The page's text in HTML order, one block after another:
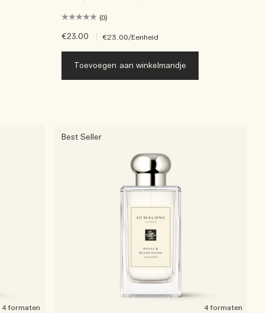
(0)
€23.00 €23.00/Eenheid
Toevoegen aan winkelmandje
4 formaten
Best Seller
4 formaten